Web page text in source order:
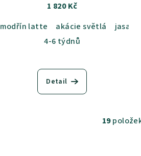
1 820 Kč
modřín latte
akácie světlá jasan
4-6 týdnů
Detail
19